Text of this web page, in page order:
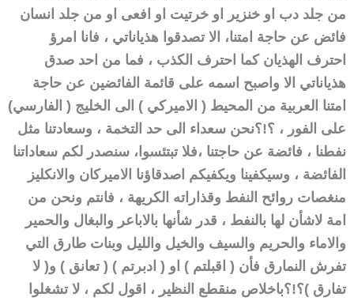
من جلد دب او خنزير او خرتيت او افعى او من جلد انسان
فائض عن حاجة امتنا، الا تصدقوا هذياناتي ، فانا امرؤ
احترف الهذيان كما احترف الكذب ، فما من احد صدق
هذياناتي الا واصبح اسمه على قائمة الفائضين عن حاجة
امتنا العربية من المحيط ( الاميركي ) الى الخليج ( الفارسي)
على الفور ، ؟!؟نحن سعداء الى حد التخمة ، وسعادتنا مثل
نفطنا ، فائضة عن حاجتنا ،فلا تبتئسوا، سنصدر لكم سعاداتنا
الفائضة ، وسيكفينا ويكفيكم اصدقاؤنا الاميركان والانكليز
منغصات روائح النفط وقذاراته الكريهة ، فانتم ونحن من
امة لاشأن لها بالنفط ، قدر شأنها بالاباعر والبغال والحمير
والاماء والحريم والسيف والخيل والليل وبنات طارق التي
تفرش النمارق فأن ( اقبلتم ) او ( ادبرتم ) ( تعانق ) و( لا
تفارق )؟!؟باخلاص منقطع النظير ، اقول لكم ، لا تشغلوا